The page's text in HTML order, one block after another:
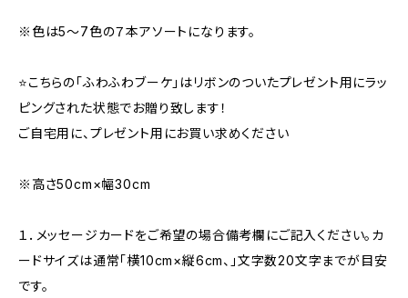
※色は5〜7色の７本アソートになります。
⭐️こちらの「ふわふわブーケ」はリボンのついたプレゼント用にラッ
ピングされた状態でお贈り致します！
ご自宅用に、プレゼント用にお買い求めください
※高さ50cm×幅30cm
１．メッセージカードをご希望の場合備考欄にご記入ください。カ
ードサイズは通常「横10cm×縦6cm、」文字数20文字までが目安
です。